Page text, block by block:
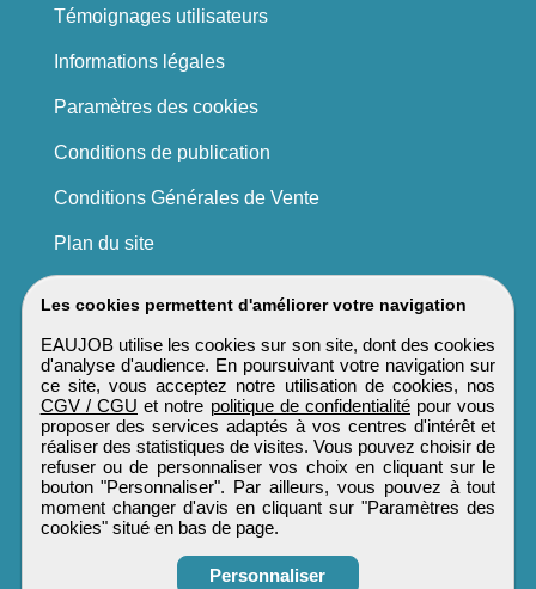
Les cookies permettent d'améliorer votre navigation
EAUJOB utilise les cookies sur son site, dont des cookies
d'analyse d'audience. En poursuivant votre navigation sur
ce site, vous acceptez notre utilisation de cookies, nos
CGV / CGU et notre politique de confidentialité pour vous
proposer des services adaptés à vos centres d'intérêt et
réaliser des statistiques de visites. Vous pouvez choisir de
refuser ou de personnaliser vos choix en cliquant sur le
bouton "Personnaliser". Par ailleurs, vous pouvez à tout
moment changer d'avis en cliquant sur "Paramètres des
cookies" situé en bas de page.
Personnaliser
Témoignages utilisateurs
Informations légales
Paramètres des cookies
Conditions de publication
Conditions Générales de Vente
Plan du site